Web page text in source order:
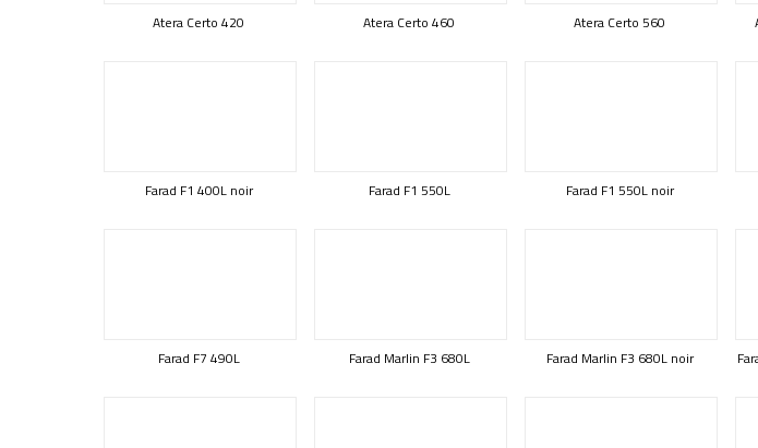
Atera Certo 420 Atera Certo 460 Atera Certo 560
Farad F1 400L noir Farad F1 550L Farad F1 550L noir
Farad F7 490L Farad Marlin F3 680L Farad Marlin F3 680L noir